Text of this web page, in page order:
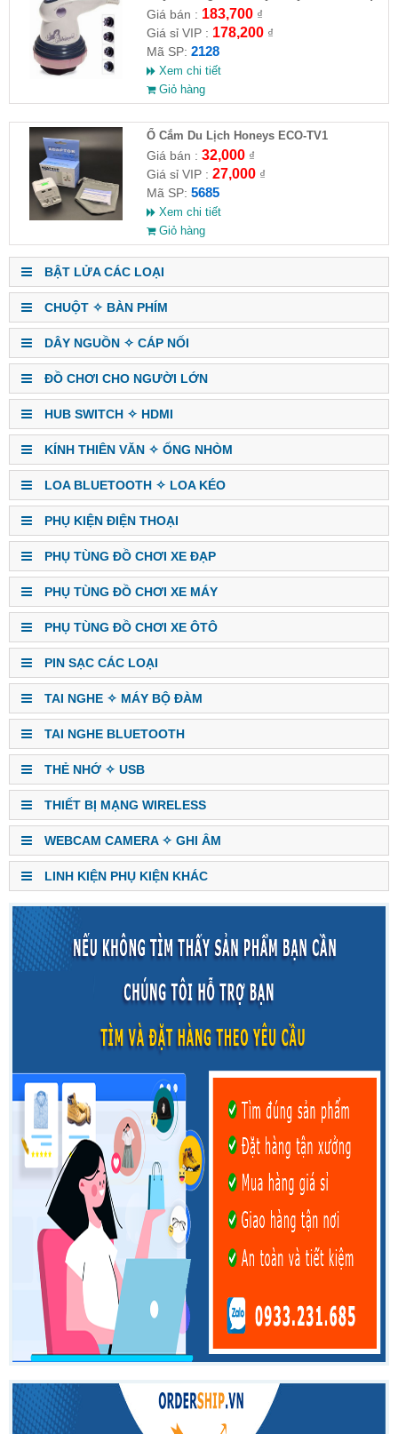
HĐ )
Giá bán : 183,700₫
Giá sỉ VIP : 178,200₫
Mã SP: 2128
Xem chi tiết
Giỏ hàng
Ổ Cắm Du Lịch Honeys ECO-TV1
Giá bán : 32,000₫
Giá sỉ VIP : 27,000₫
Mã SP: 5685
Xem chi tiết
Giỏ hàng
BẬT LỬA CÁC LOẠI
CHUỘT ✧ BÀN PHÍM
DÂY NGUỒN ✧ CÁP NỐI
ĐỒ CHƠI CHO NGƯỜI LỚN
HUB SWITCH ✧ HDMI
KÍNH THIÊN VĂN ✧ ỐNG NHÒM
LOA BLUETOOTH ✧ LOA KÉO
PHỤ KIỆN ĐIỆN THOẠI
PHỤ TÙNG ĐỒ CHƠI XE ĐẠP
PHỤ TÙNG ĐỒ CHƠI XE MÁY
PHỤ TÙNG ĐỒ CHƠI XE ÔTÔ
PIN SẠC CÁC LOẠI
TAI NGHE ✧ MÁY BỘ ĐÀM
TAI NGHE BLUETOOTH
THẺ NHỚ ✧ USB
THIẾT BỊ MẠNG WIRELESS
WEBCAM CAMERA ✧ GHI ÂM
LINH KIỆN PHỤ KIỆN KHÁC